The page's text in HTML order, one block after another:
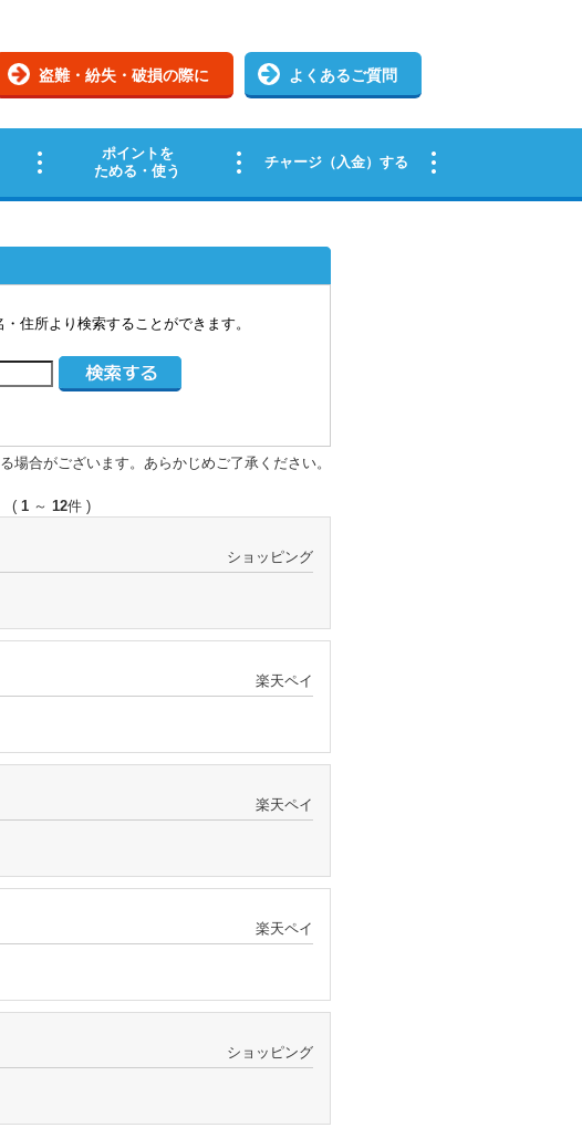
住所より検索することができます。
合がございます。あらかじめご了承ください。
( 1 ～ 12件 )
ショッピング
楽天ペイ
楽天ペイ
楽天ペイ
ショッピング